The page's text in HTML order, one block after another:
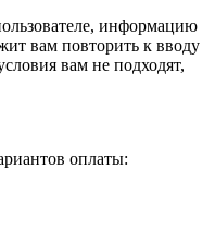
информацию
вам повторить к вводу
вам не подходят,
оплаты: